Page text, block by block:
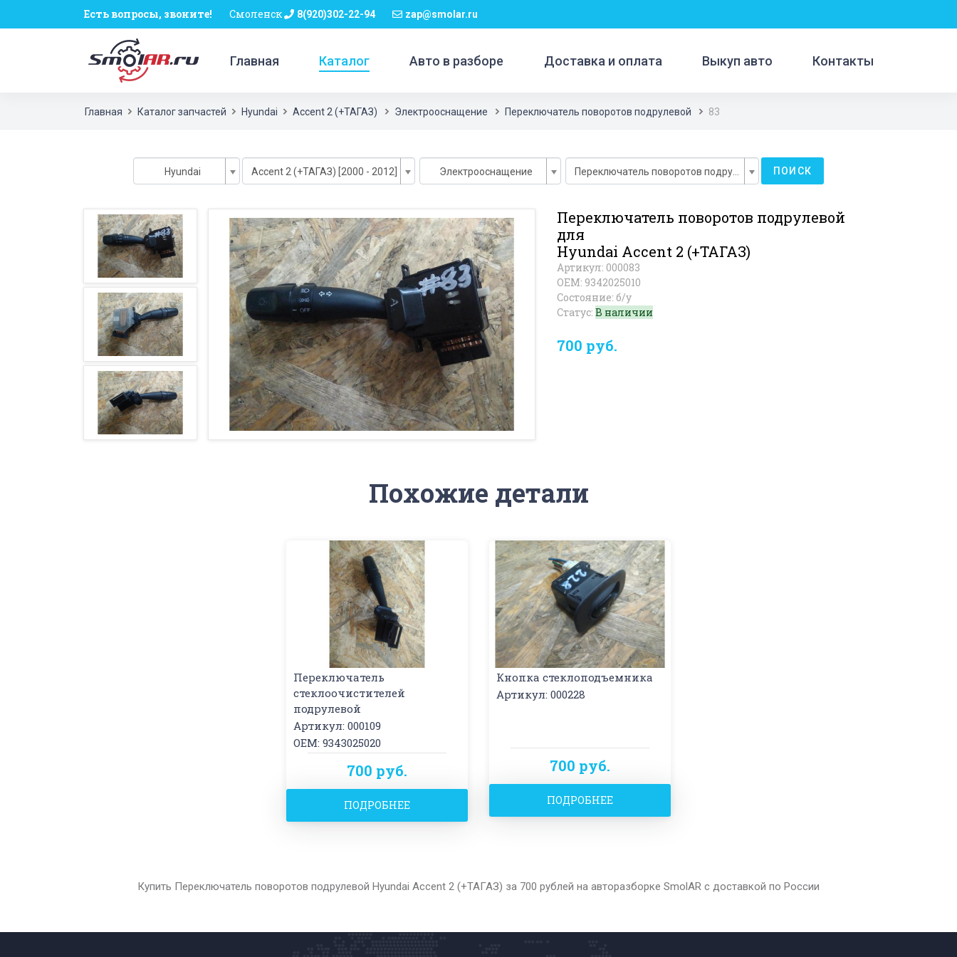
Есть вопросы, звоните! Смоленск 8(920)302-22-94 zap@smolar.ru
Главная Каталог Авто в разборе Доставка и оплата Выкуп авто Контакты
Главная Каталог запчастей Hyundai Accent 2 (+ТАГАЗ) Электрооснащение Переключатель поворотов подрулевой 83
Hyundai Accent 2 (+ТАГАЗ) [2000 - 2012] Электрооснащение ПОИСК
Переключатель поворотов подрулевой
для
Hyundai Accent 2 (+ТАГАЗ)
Артикул: 000083
OEM: 9342025010
Состояние: б/у
Статус: В наличии
700 руб.
Похожие детали
Переключатель
стеклоочистителей
подрулевой
Артикул: 000109
OEM: 9343025020
700 руб.
ПОДРОБНЕЕ
Кнопка стеклоподъемника
Артикул: 000228
700 руб.
ПОДРОБНЕЕ
Купить Переключатель поворотов подрулевой Hyundai Accent 2 (+ТАГАЗ) за 700 рублей на авторазборке SmolAR с доставкой по России